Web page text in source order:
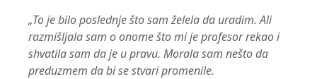
„To je bilo poslednje što sam želela da uradim. Ali
razmišljala sam o onome što mi je profesor rekao i
shvatila sam da je u pravu. Morala sam nešto da
preduzmem da bi se stvari promenile.